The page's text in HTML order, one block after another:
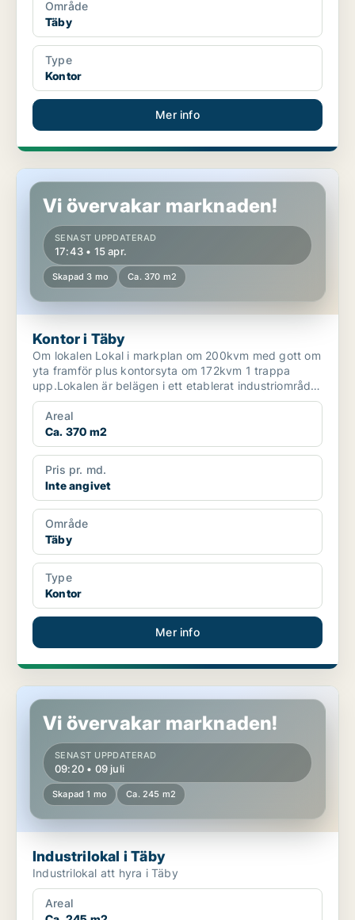
Område
Täby
Type
Kontor
Mer info
Kontor i Täby
Vi övervakar marknaden!
SENAST UPPDATERAD
17:43 • 15 apr.
Skapad 3 mo Ca. 370 m2
Kontor i Täby
Om lokalen Lokal i markplan om 200kvm med gott om
yta framför plus kontorsyta om 172kvm 1 trappa
upp.Lokalen är belägen i ett etablerat industriområde
m...
Areal
Ca. 370 m2
Pris pr. md.
Inte angivet
Område
Täby
Type
Kontor
Mer info
Industrilokal i Täby
Vi övervakar marknaden!
SENAST UPPDATERAD
09:20 • 09 juli
Skapad 1 mo Ca. 245 m2
Industrilokal i Täby
Industrilokal att hyra i Täby
Areal